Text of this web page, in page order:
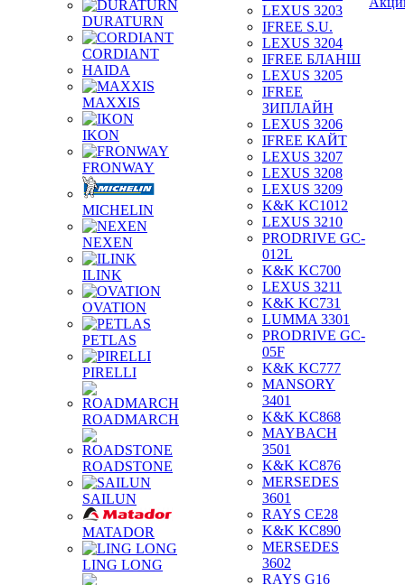
DURATURN
CORDIANT
HAIDA
MAXXIS
IKON
FRONWAY
MICHELIN
NEXEN
ILINK
OVATION
PETLAS
PIRELLI
ROADMARCH
ROADSTONE
SAILUN
MATADOR
LING LONG
LEXUS 3203
IFREE S.U.
LEXUS 3204
IFREE БЛАНШ
LEXUS 3205
IFREE
ЗИПЛАЙН
LEXUS 3206
IFREE КАЙТ
LEXUS 3207
LEXUS 3208
LEXUS 3209
K&K KC1012
LEXUS 3210
PRODRIVE GC-
012L
K&K KC700
LEXUS 3211
K&K KC731
LUMMA 3301
PRODRIVE GC-
05F
K&K KC777
MANSORY
3401
K&K KC868
MAYBACH
3501
K&K KC876
MERSEDES
3601
RAYS CE28
K&K KC890
MERSEDES
3602
RAYS G16